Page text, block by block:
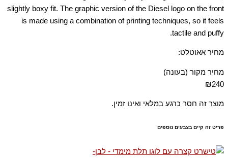
slightly boxy fit. The graphic version of the Diesel logo on the front
is made using a combination of printing techniques, so it feels
tactile and puffy.
מחיר אאוטלט:
מחיר מקור (בעונה)
₪240
מוצר זה חסר כרגע במלאי ואינו זמין.
פריט זה קיים בצבעים נוספים